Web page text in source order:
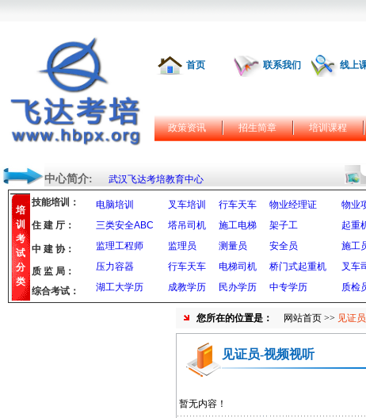
首页 联系我们 线上
政策资讯 招生简章 培训课程
中心简介: 武汉飞达考培教育中心
培
训
考
试
分
类
技能培训： 电脑培训 叉车培训 行车天车 物业经理证 物业
三类安全ABC
塔吊司机 施工电梯 架子工 起重
监理工程师
监理员 测量员 安全员 施工
压力容器
行车天车 电梯司机 桥门式起重机 叉车
湖工大学历
成教学历 民办学历 中专学历 质检
住 建 厅：
中 建 协：
质 监 局：
综合考试：
您所在的位置是： 网站首页 >> 见证
见证员-视频视听
暂无内容！